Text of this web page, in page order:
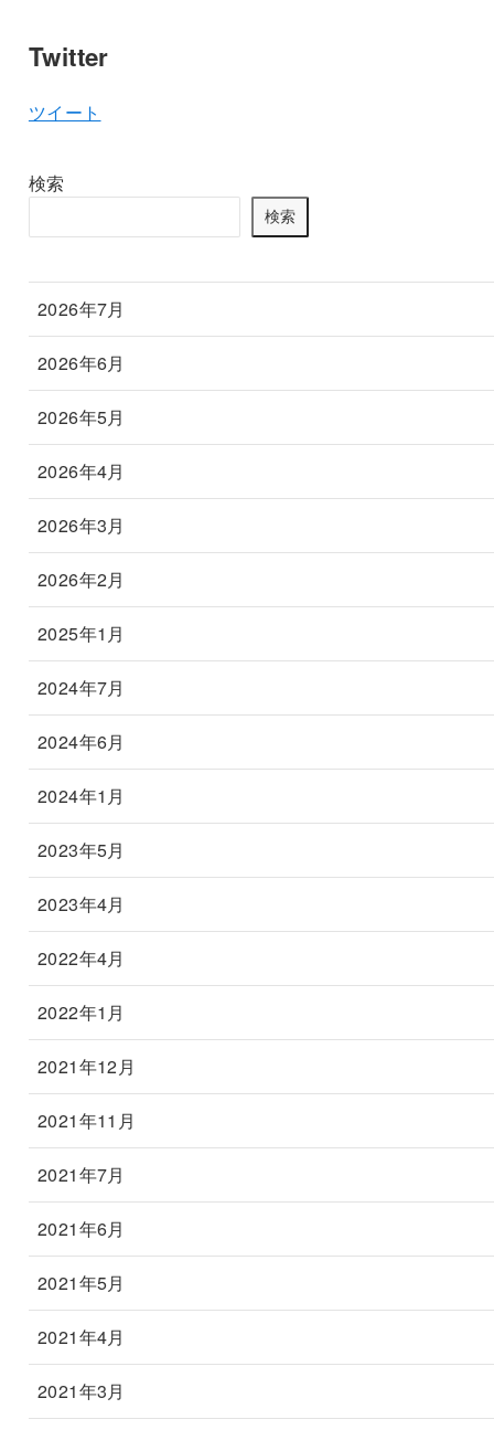
Twitter
ツイート
検索
検索
2026年7月
2026年6月
2026年5月
2026年4月
2026年3月
2026年2月
2025年1月
2024年7月
2024年6月
2024年1月
2023年5月
2023年4月
2022年4月
2022年1月
2021年12月
2021年11月
2021年7月
2021年6月
2021年5月
2021年4月
2021年3月